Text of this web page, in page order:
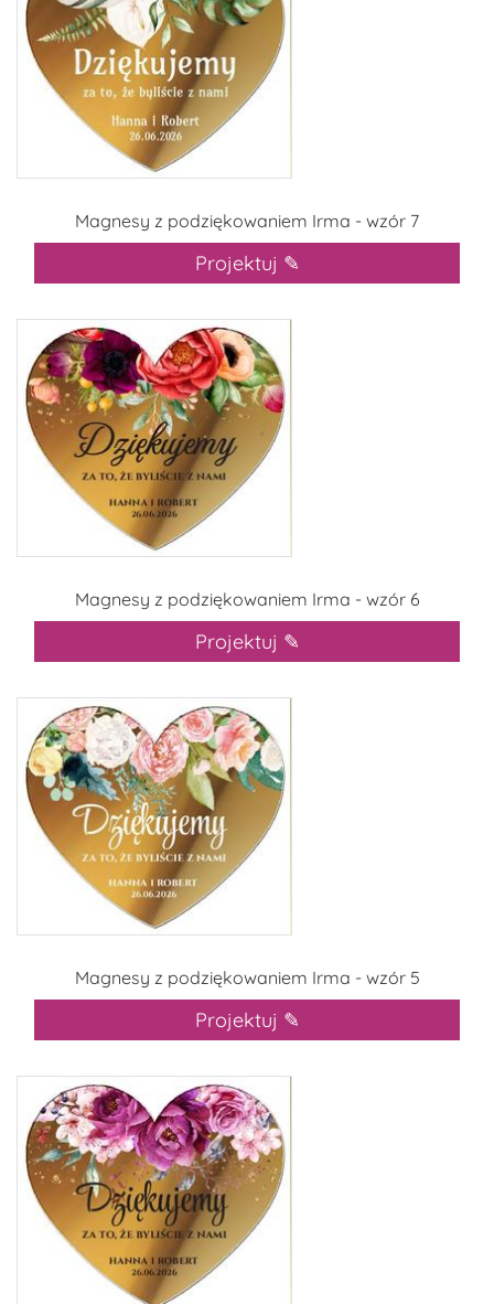
Magnesy z podziękowaniem Irma - wzór 7
Projektuj ✎
Magnesy z podziękowaniem Irma - wzór 6
Projektuj ✎
Magnesy z podziękowaniem Irma - wzór 5
Projektuj ✎